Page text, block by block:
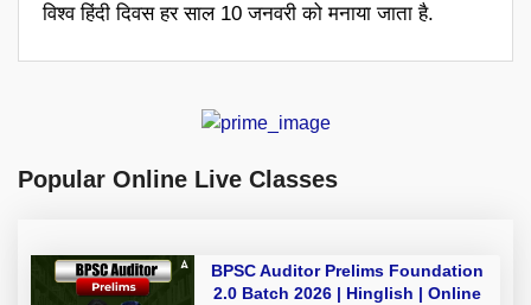
विश्व हिंदी दिवस हर साल 10 जनवरी को मनाया जाता है.
Popular Online Live Classes
BPSC Auditor Prelims Foundation
2.0 Batch 2026 | Hinglish | Online